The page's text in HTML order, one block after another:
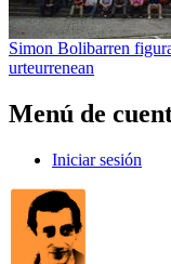
Simon Bolibarren
urteurrenean
Menú de
Iniciar sesión